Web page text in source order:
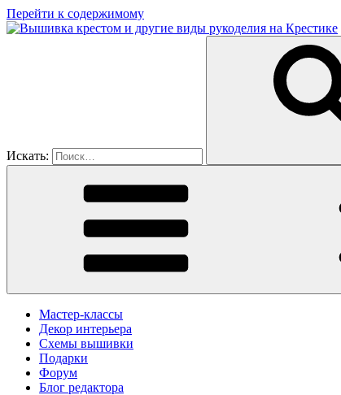
Перейти к содержимому
Искать:
Мастер-классы
Декор интерьера
Схемы вышивки
Подарки
Форум
Блог редактора